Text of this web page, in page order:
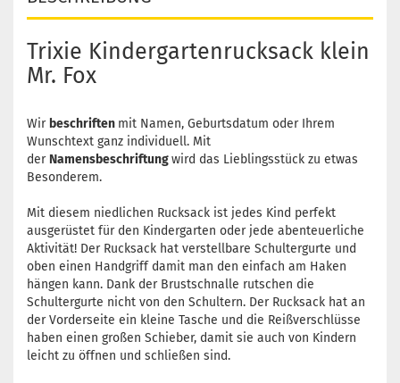
Trixie Kindergartenrucksack klein
Mr. Fox
Wir beschriften mit Namen, Geburtsdatum oder Ihrem
Wunschtext ganz individuell. Mit
der Namensbeschriftungwird das Lieblingsstück zu etwas
Besonderem.
Mit diesem niedlichen Rucksack ist jedes Kind perfekt
ausgerüstet für den Kindergarten oder jede abenteuerliche
Aktivität! Der Rucksack hat verstellbare Schultergurte und
oben einen Handgriff damit man den einfach am Haken
hängen kann. Dank der Brustschnalle rutschen die
Schultergurte nicht von den Schultern. Der Rucksack hat an
der Vorderseite ein kleine Tasche und die Reißverschlüsse
haben einen großen Schieber, damit sie auch von Kindern
leicht zu öffnen und schließen sind.